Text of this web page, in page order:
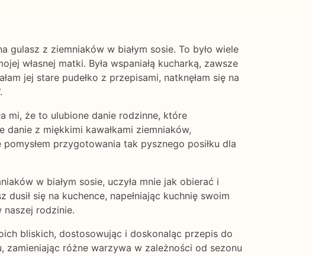
gulasz z ziemniaków w białym sosie. To było wiele
własnej matki. Była wspaniałą kucharką, zawsze
jej stare pudełko z przepisami, natknęłam się na
mi, że to ulubione danie rodzinne, które
z miękkimi kawałkami ziemniaków,
przygotowania tak pysznego posiłku dla
w białym sosie, uczyła mnie jak obierać i
się na kuchence, napełniając kuchnię swoim
naszej rodzinie.
bliskich, dostosowując i doskonaląc przepis do
zamieniając różne warzywa w zależności od sezonu